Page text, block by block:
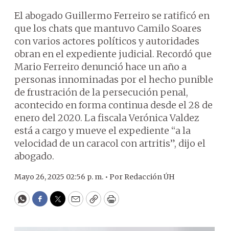
El abogado Guillermo Ferreiro se ratificó en
que los chats que mantuvo Camilo Soares
con varios actores políticos y autoridades
obran en el expediente judicial. Recordó que
Mario Ferreiro denunció hace un año a
personas innominadas por el hecho punible
de frustración de la persecución penal,
acontecido en forma continua desde el 28 de
enero del 2020. La fiscala Verónica Valdez
está a cargo y mueve el expediente “a la
velocidad de un caracol con artritis”, dijo el
abogado.
Mayo 26, 2025 02:56 p. m. • Por Redacción ÚH
WhatsApp
Facebook
Twitter
EmailCopyPrint